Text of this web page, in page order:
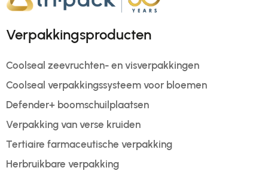
Verpakkingsproducten
Coolseal zeevruchten- en visverpakkingen
Coolseal verpakkingssysteem voor bloemen
Defender+ boomschuilplaatsen
Verpakking van verse kruiden
Tertiaire farmaceutische verpakking
Herbruikbare verpakking